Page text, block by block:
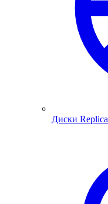
Диски Replica